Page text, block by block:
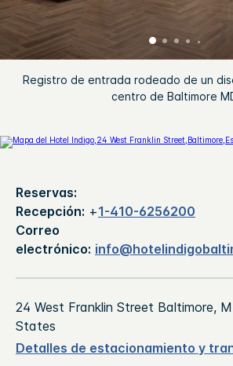
Registro de entrada rodeado de un
centro de Baltimore
Reservas:
Recepción: +1-410-6256200
Correo
electrónico:
24 West Franklin Street Baltimore,
States
Detalles de estacionamiento y